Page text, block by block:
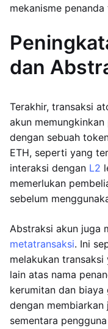
mekanisme
dan
Terakhir, transaksi
akun
dengan sebuah
ETH, seperti yang
interaksi dengan L2
memerlukan
sebelum
Abstraksi akun juga
metatransaksi. Ini
melakukan
lain atas nama
kerumitan dan biaya
dengan membiarkan
sementara